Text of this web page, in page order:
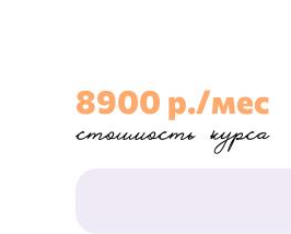
8900 р./мес
стоимость курса